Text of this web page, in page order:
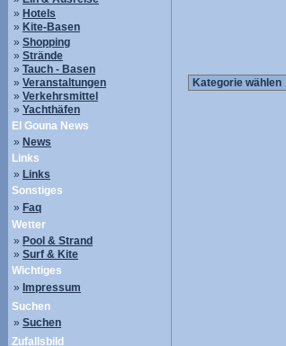
» Hotels
» Kite-Basen
» Shopping
» Strände
» Tauch - Basen
» Veranstaltungen
» Verkehrsmittel
» Yachthäfen
El Gouna News
» News
Links
» Links
Sonstiges
» Faq
Wetter
» Pool & Strand
» Surf & Kite
Wichtiges
» Impressum
Suchen
» Suchen
Zufallsbild